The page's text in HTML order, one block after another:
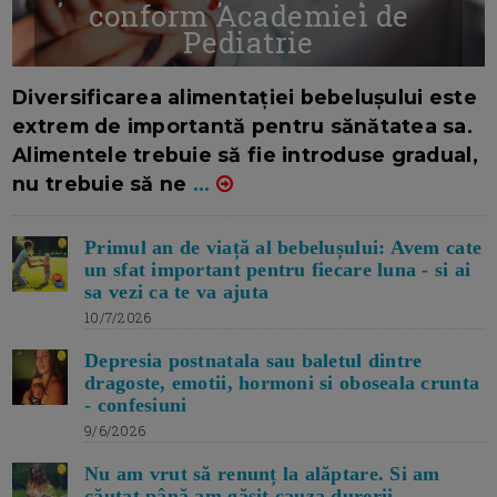
conform Academiei de
Pediatrie
Diversificarea alimentației bebelușului este
extrem de importantă pentru sănătatea sa.
Alimentele trebuie să fie introduse gradual,
nu trebuie să ne ...
Primul an de viață al bebelușului: Avem cate
un sfat important pentru fiecare luna - si ai
sa vezi ca te va ajuta
10/7/2026
Depresia postnatala sau baletul dintre
dragoste, emotii, hormoni si oboseala crunta
- confesiuni
9/6/2026
Nu am vrut să renunț la alăptare. Si am